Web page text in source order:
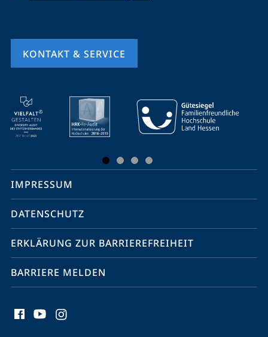
KONTAKT & SERVICE
Mobile-
Service-
Navigation
Social
Media
Kontakte
IMPRESSUM
DATENSCHUTZ
ERKLÄRUNG ZUR BARRIEREFREIHEIT
BARRIERE MELDEN